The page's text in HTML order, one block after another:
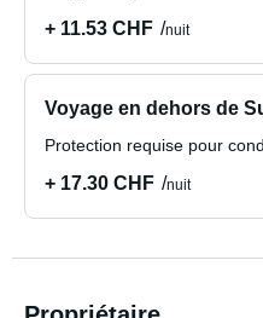
+ 11.53 CHF nuit
Voyage en dehors de
Protection requise pour
+ 17.30 CHF nuit